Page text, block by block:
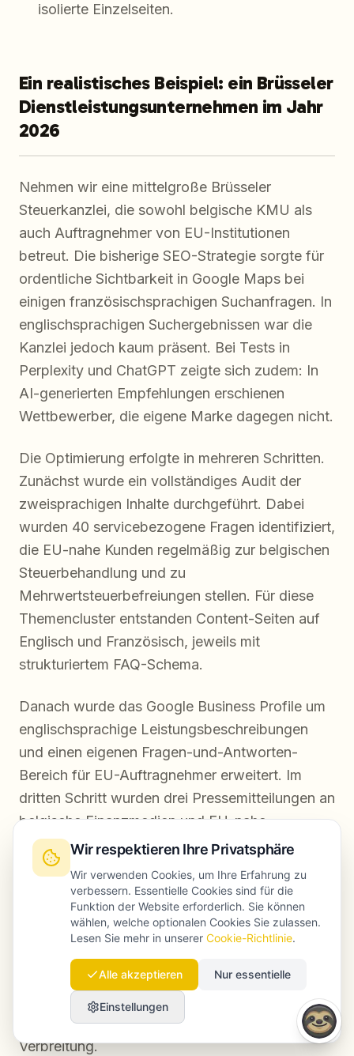
isolierte Einzelseiten.
Ein realistisches Beispiel: ein Brüsseler
Dienstleistungsunternehmen im Jahr
2026
Nehmen wir eine mittelgroße Brüsseler
Steuerkanzlei, die sowohl belgische KMU als
auch Auftragnehmer von EU-Institutionen
betreut. Die bisherige SEO-Strategie sorgte für
ordentliche Sichtbarkeit in Google Maps bei
einigen französischsprachigen Suchanfragen. In
englischsprachigen Suchergebnissen war die
Kanzlei jedoch kaum präsent. Bei Tests in
Perplexity und ChatGPT zeigte sich zudem: In
AI-generierten Empfehlungen erschienen
Wettbewerber, die eigene Marke dagegen nicht.
Die Optimierung erfolgte in mehreren Schritten.
Zunächst wurde ein vollständiges Audit der
zweisprachigen Inhalte durchgeführt. Dabei
wurden 40 servicebezogene Fragen identifiziert,
die EU-nahe Kunden regelmäßig zur belgischen
Steuerbehandlung und zu
Mehrwertsteuerbefreiungen stellen. Für diese
Themencluster entstanden Content-Seiten auf
Englisch und Französisch, jeweils mit
strukturiertem FAQ-Schema.
Danach wurde das Google Business Profile um
englischsprachige Leistungsbeschreibungen
und einen eigenen Fragen-und-Antworten-
Bereich für EU-Auftragnehmer erweitert. Im
dritten Schritt wurden drei Pressemitteilungen an
belgische Finanzmedien und EU-nahe
Fachpublikationen verteilt, was externe Links
und Marken-Erwähnungen erzeugte.
Bereits nach vier Monaten tauchte die Kanzlei in
Perplexity-Antworten zu Fragen rund um VAT
für EU-Auftragnehmer in Belgien auf. Der
organische englischsprachige Traffic stieg
messbar. Der Hebel lag nicht in Paid Media,
sondern in inhaltlicher Qualität und strukturierter
Verbreitung.
Wir respektieren Ihre Privatsphäre
Wir verwenden Cookies, um Ihre Erfahrung zu
verbessern. Essentielle Cookies sind für die
Funktion der Website erforderlich. Sie können
wählen, welche optionalen Cookies Sie zulassen.
Lesen Sie mehr in unserer Cookie-Richtlinie.
Alle akzeptieren Nur essentielle
Einstellungen